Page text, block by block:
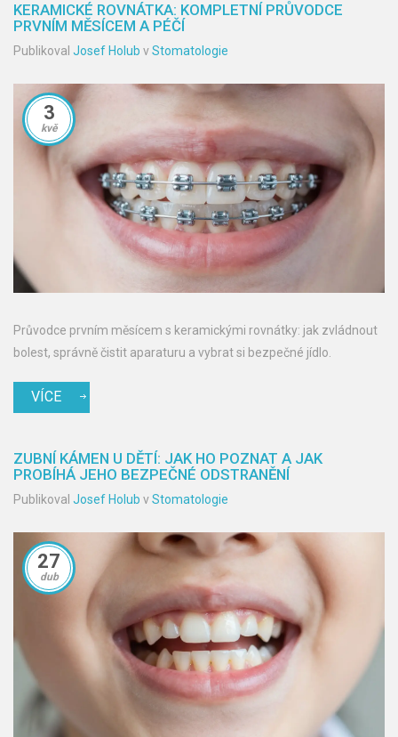
KERAMICKÉ ROVNÁTKA: KOMPLETNÍ PRŮVODCE
PRVNÍM MĚSÍCEM A PÉČÍ
Publikoval Josef Holub vStomatologie
3
kvě
Průvodce prvním měsícem s keramickými rovnátky: jak zvládnout
bolest, správně čistit aparaturu a vybrat si bezpečné jídlo.
VÍCE
ZUBNÍ KÁMEN U DĚTÍ: JAK HO POZNAT A JAK
PROBÍHÁ JEHO BEZPEČNÉ ODSTRANĚNÍ
Publikoval Josef Holub vStomatologie
27
dub